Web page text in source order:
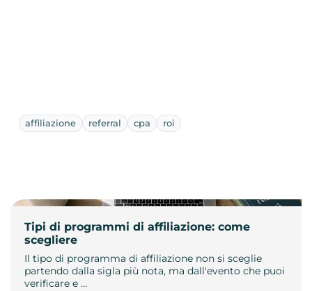
affiliazione referral cpa roi
Tipi di programmi di affiliazione: come
scegliere
Il tipo di programma di affiliazione non si sceglie
partendo dalla sigla più nota, ma dall'evento che puoi
verificare e …